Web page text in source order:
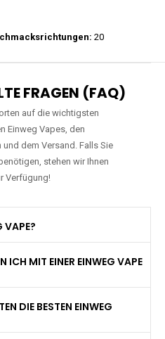
20
FRAGEN (FAQ)
auf die wichtigsten
Einweg Vapes, den
dem Versand. Falls Sie
stehen wir Ihnen
Verfügung!
VAPE?
ICH MIT EINER EINWEG VAPE
DIE BESTEN EINWEG